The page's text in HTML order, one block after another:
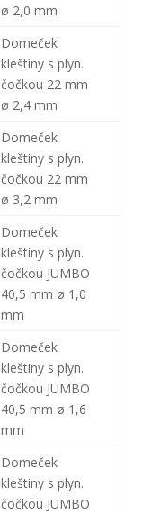
ø 2,0 mm
Domeček
kleštiny s plyn.
čočkou 22 mm
ø 2,4 mm
Domeček
kleštiny s plyn.
čočkou 22 mm
ø 3,2 mm
Domeček
kleštiny s plyn.
čočkou JUMBO
40,5 mm ø 1,0
mm
Domeček
kleštiny s plyn.
čočkou JUMBO
40,5 mm ø 1,6
mm
Domeček
kleštiny s plyn.
čočkou JUMBO